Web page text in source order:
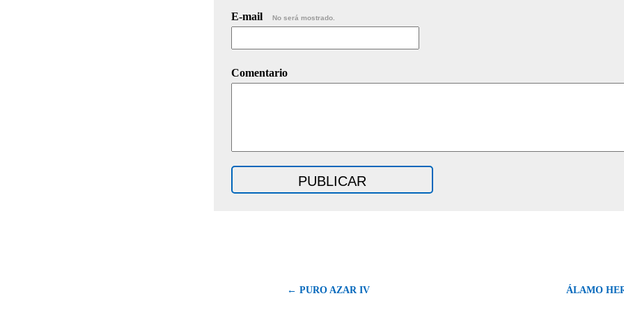
E-mail No será mostrado.
Comentario
← PURO AZAR IV ÁLAMO